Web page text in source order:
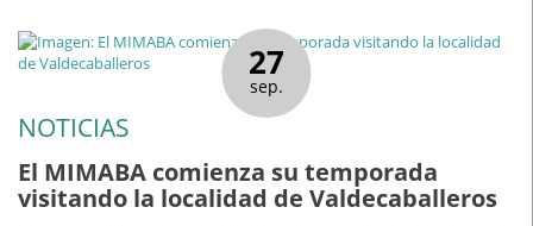
27
sep.
NOTICIAS
El MIMABA comienza su temporada
visitando la localidad de Valdecaballeros